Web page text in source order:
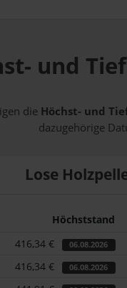
und
die Höchst- und
dazugehörige
Lose
Höchststand
416,34 € 06.08.2026
416,34 € 06.08.2026